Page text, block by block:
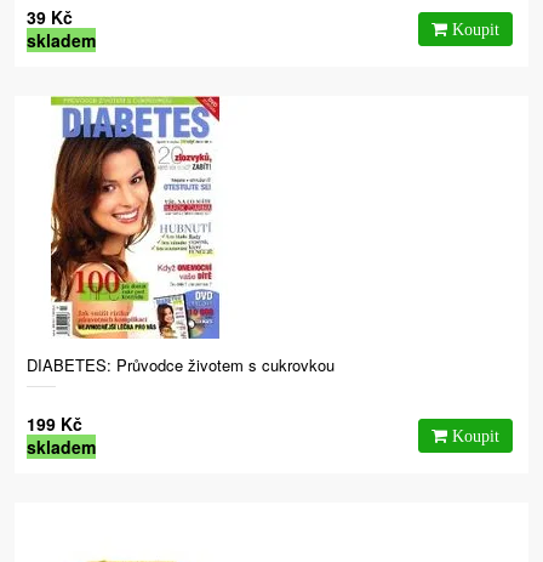
39 Kč
skladem
DIABETES: Průvodce životem s cukrovkou
199 Kč
skladem